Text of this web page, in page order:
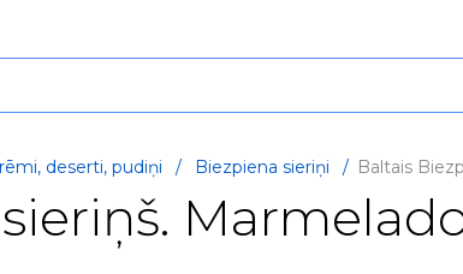
deserti, pudiņi / Biezpiena sieriņi / Baltais